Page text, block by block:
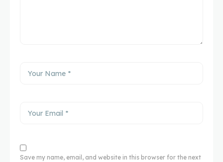
Save my name, email, and website in this browser for the next